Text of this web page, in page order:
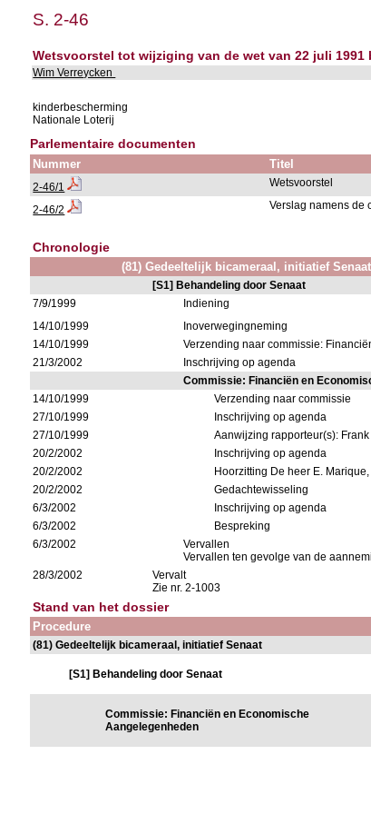
S. 2-46
Wetsvoorstel tot wijziging van de wet van 22 juli
Wim Verreycken
kinderbescherming
Nationale Loterij
Parlementaire documenten
Nummer Titel
2-46/1 Wetsvoorstel
2-46/2 Verslag namens de
Chronologie
(81) Gedeeltelijk bicameraal, initiatief Senaat
[S1] Behandeling door Senaat
7/9/1999
Indiening
14/10/1999
Inoverwegingneming
14/10/1999
Verzending naar commissie:
21/3/2002
Inschrijving op agenda
Commissie: Financiën en
14/10/1999
Verzending naar commissie
27/10/1999
Inschrijving op agenda
27/10/1999
Aanwijzing rapporteur(s):
20/2/2002
Inschrijving op agenda
20/2/2002
Hoorzitting De heer E.
20/2/2002
Gedachtewisseling
6/3/2002
Inschrijving op agenda
6/3/2002
Bespreking
6/3/2002
Vervallen
Vervallen ten gevolge van de
28/3/2002
Vervalt
Zie nr. 2-1003
Stand van het dossier
Procedure
(81) Gedeeltelijk bicameraal, initiatief Senaat
[S1] Behandeling door Senaat
Commissie: Financiën en Economische
Aangelegenheden